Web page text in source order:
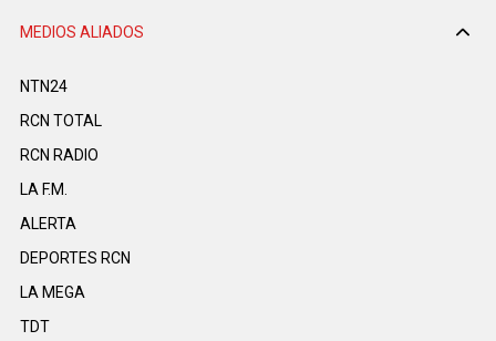
MEDIOS ALIADOS
NTN24
RCN TOTAL
RCN RADIO
LA F.M.
ALERTA
DEPORTES RCN
LA MEGA
TDT